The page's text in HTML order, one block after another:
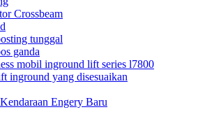
Crossbeam
tunggal
ganda
mobil inground lift series l7800
inground yang disesuaikan
Engery Baru